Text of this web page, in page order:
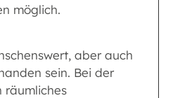
möglich.
aber auch
sein. Bei der
räumliches